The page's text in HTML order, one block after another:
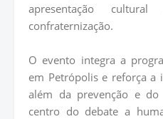
apresentação
confraternização.
O evento integra a
em Petrópolis e reforça a
além da prevenção e
centro do debate a